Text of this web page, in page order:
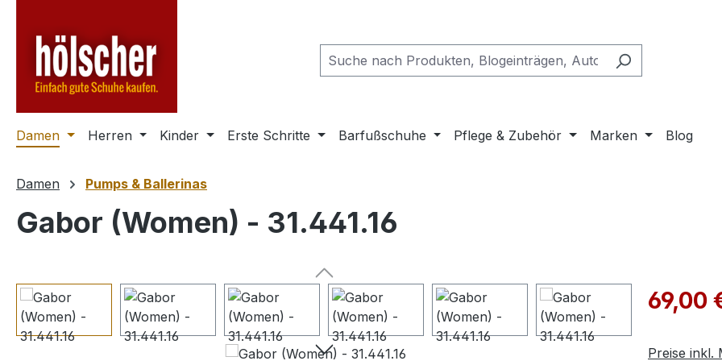
Damen Herren Kinder Erste Schritte Barfußschuhe Pflege & Zubehör Marken Blog
Damen Pumps & Ballerinas
Gabor (Women) - 31.441.16
Bildergalerie überspringen 69,00
Preise inkl.